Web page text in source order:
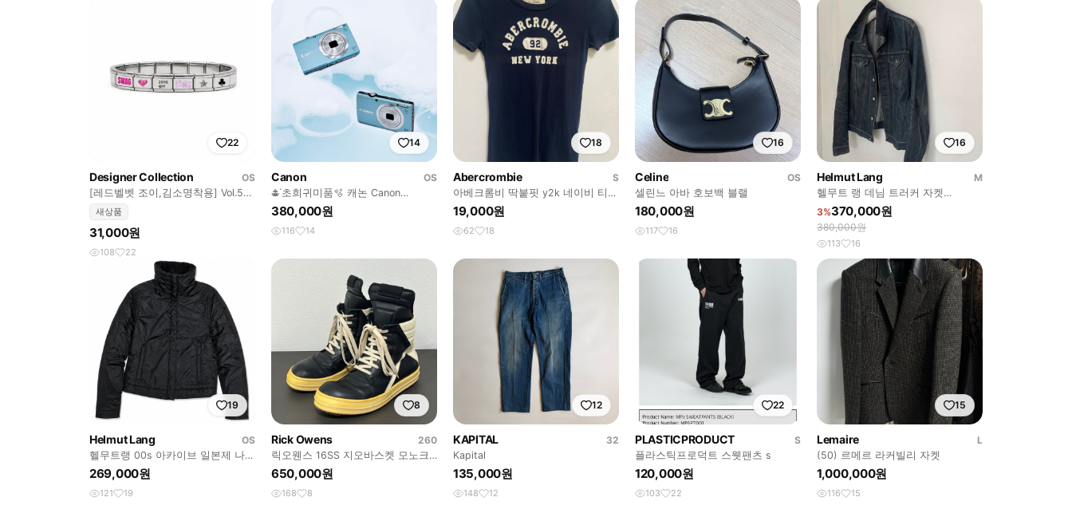
22
Designer Collection
OS
[레드벨벳 조이,김소명착용] Vol.5
Lucky pop Girl ♣️
새상품
31,000원
108 22
14
Canon
OS
𖠳ᐝ초희귀미품🫧 캐논 Canon
PowerShot A2400 IS
380,000원
116 14
18
Abercrombie
S
아베크롬비 딱붙핏 y2k 네이비 티셔
츠 S
19,000원
62 18
16
Celine
OS
셀린느 아바 호보백 블랠
180,000원
117 16
16
Helmut Lang
M
헬무트 랭 데님 트러커 자켓
(Helmut Lang Denim Truck
3%370,000원
380,000원
113 16
19
Helmut Lang
OS
헬무트랭 00s 아카이브 일본제 나일
론 하이넥 자켓
269,000원
121 19
8
Rick Owens
260
릭오웬스 16SS 지오바스켓 모노크
롬 LPO
650,000원
168 8
12
KAPITAL
32
Kapital
135,000원
148 12
22
PLASTICPRODUCT
S
플라스틱프로덕트 스웻팬츠 s
120,000원
103 22
15
Lemaire
L
(50) 르메르 라커빌리 자켓
1,000,000원
116 15